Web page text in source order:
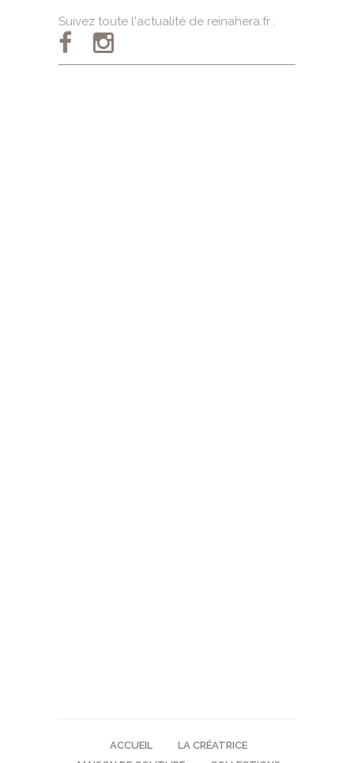
Suivez toute l'actualité de reinahera.fr :
ACCUEIL
LA CRÉATRICE